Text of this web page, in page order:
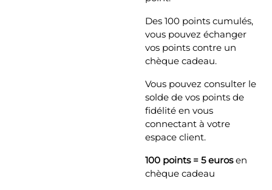
Des 100 points cumulés,
vous pouvez échanger
vos points contre un
chèque cadeau.
Vous pouvez consulter le
solde de vos points de
fidélité en vous
connectant à votre
espace client.
100 points = 5 eurosen
chèque cadeau